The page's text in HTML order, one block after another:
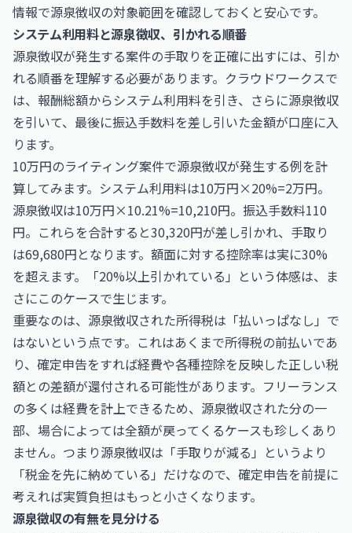
情報で源泉徴収の対象範囲を確認しておくと安心です。
システム利用料と源泉徴収、引かれる順番
源泉徴収が発生する案件の手取りを正確に出すには、引か
れる順番を理解する必要があります。クラウドワークスで
は、報酬総額からシステム利用料を引き、さらに源泉徴収
を引いて、最後に振込手数料を差し引いた金額が口座に入
ります。
10万円のライティング案件で源泉徴収が発生する例を計
算してみます。システム利用料は10万円×20%=2万円。
源泉徴収は10万円×10.21%=10,210円。振込手数料110
円。これらを合計すると30,320円が差し引かれ、手取り
は69,680円となります。額面に対する控除率は実に30%
を超えます。「20%以上引かれている」という体感は、ま
さにこのケースで生じます。
重要なのは、源泉徴収された所得税は「払いっぱなし」で
はないという点です。これはあくまで所得税の前払いであ
り、確定申告をすれば経費や各種控除を反映した正しい税
額との差額が還付される可能性があります。フリーランス
の多くは経費を計上できるため、源泉徴収された分の一
部、場合によっては全額が戻ってくるケースも珍しくあり
ません。つまり源泉徴収は「手取りが減る」というより
「税金を先に納めている」だけなので、確定申告を前提に
考えれば実質負担はもっと小さくなります。
源泉徴収の有無を見分ける